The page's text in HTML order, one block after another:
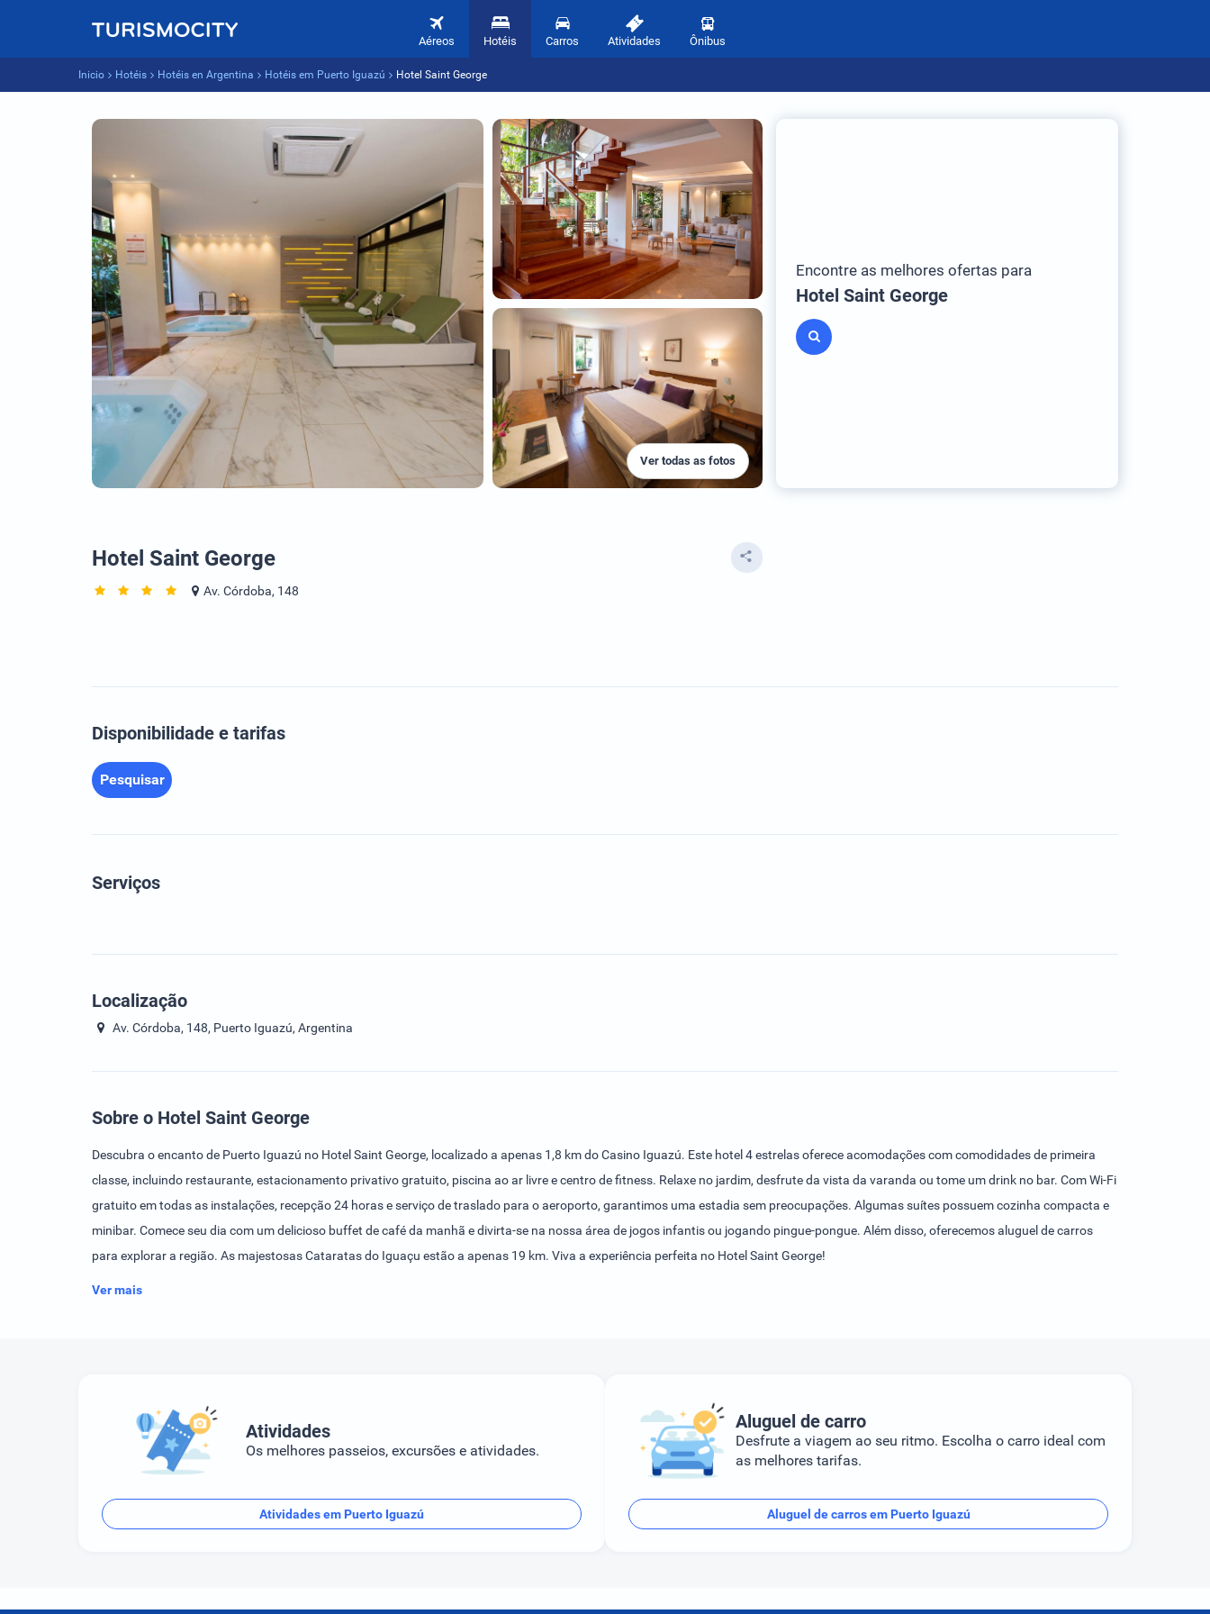
Aéreos Hotéis Carros Atividades Ônibus
Inicio Hotéis Hotéis en Argentina Hotéis em Puerto Iguazú Hotel Saint George
Ver todas as fotos
Encontre as melhores ofertas para
Hotel Saint George
Hotel Saint George
Av. Córdoba, 148
Disponibilidade e tarifas
Pesquisar
Serviços
Localização
Av. Córdoba, 148, Puerto Iguazú, Argentina
Sobre o Hotel Saint George
Descubra o encanto de Puerto Iguazú no Hotel Saint George, localizado a apenas 1,8 km do Casino Iguazú. Este hotel 4 estrelas oferece acomodações com comodidades de primeira
classe, incluindo restaurante, estacionamento privativo gratuito, piscina ao ar livre e centro de fitness. Relaxe no jardim, desfrute da vista da varanda ou tome um drink no bar. Com Wi-Fi
gratuito em todas as instalações, recepção 24 horas e serviço de traslado para o aeroporto, garantimos uma estadia sem preocupações. Algumas suítes possuem cozinha compacta e
minibar. Comece seu dia com um delicioso buffet de café da manhã e divirta-se na nossa área de jogos infantis ou jogando pingue-pongue. Além disso, oferecemos aluguel de carros
para explorar a região. As majestosas Cataratas do Iguaçu estão a apenas 19 km. Viva a experiência perfeita no Hotel Saint George!
Ver mais
Atividades
Os melhores passeios, excursões e atividades.
Atividades em Puerto Iguazú
Aluguel de carro
Desfrute a viagem ao seu ritmo. Escolha o carro ideal com
as melhores tarifas.
Aluguel de carros em Puerto Iguazú